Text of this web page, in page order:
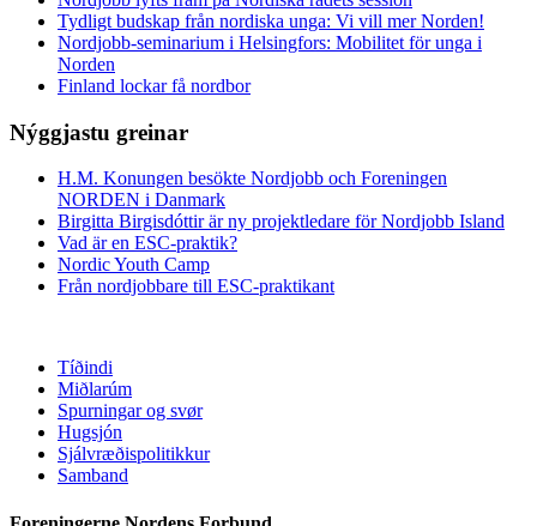
Tydligt budskap från nordiska unga: Vi vill mer Norden!
Nordjobb-seminarium i Helsingfors: Mobilitet för unga i
Norden
Finland lockar få nordbor
Nýggjastu greinar
H.M. Konungen besökte Nordjobb och Foreningen
NORDEN i Danmark
Birgitta Birgisdóttir är ny projektledare för Nordjobb Island
Vad är en ESC-praktik?
Nordic Youth Camp
Från nordjobbare till ESC-praktikant
Tíðindi
Miðlarúm
Spurningar og svør
Hugsjón
Sjálvræðispolitikkur
Samband